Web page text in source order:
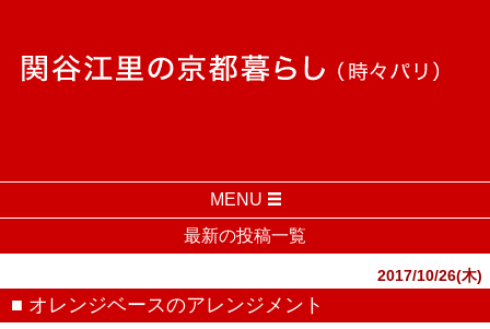
MENU
最新の投稿一覧
2017/10/26(木)
■ オレンジベースのアレンジメント